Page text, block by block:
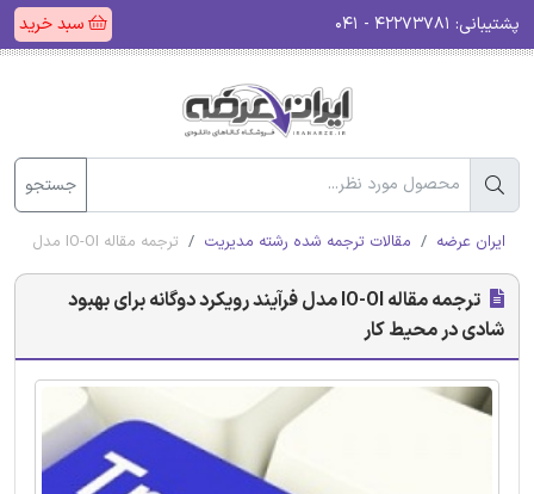
پشتیبانی: سبد خرید
جستجو
ایران عرضه مقالات ترجمه شده رشته مدیریت ترجمه مقاله IO-OI مدل فرآیند رویکرد دوگانه برای بهبود شادی در محیط کار
ترجمه مقاله IO-OI مدل فرآیند رویکرد دوگانه برای بهبود
شادی در محیط کار